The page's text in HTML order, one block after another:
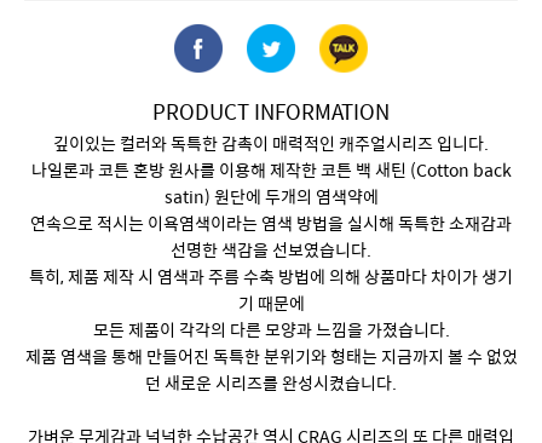
PRODUCT INFORMATION
깊이있는 컬러와 독특한 감촉이 매력적인 캐주얼시리즈 입니다.
나일론과 코튼 혼방 원사를 이용해 제작한 코튼 백 새틴 (Cotton back
satin) 원단에 두개의 염색약에
연속으로 적시는 이욕염색이라는 염색 방법을 실시해 독특한 소재감과
선명한 색감을 선보였습니다.
특히, 제품 제작 시 염색과 주름 수축 방법에 의해 상품마다 차이가 생기
기 때문에
모든 제품이 각각의 다른 모양과 느낌을 가졌습니다.
제품 염색을 통해 만들어진 독특한 분위기와 형태는 지금까지 볼 수 없었
던 새로운 시리즈를 완성시켰습니다.
가벼운 무게감과 넉넉한 수납공간 역시 CRAG 시리즈의 또 다른 매력입